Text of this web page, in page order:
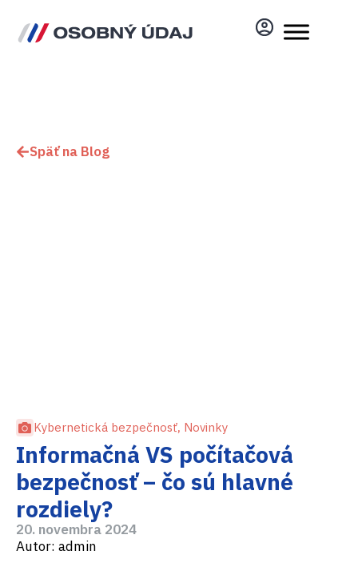
Kybernetická bezpečnosť, Novinky
Informačná VS počítačová
bezpečnosť – čo sú hlavné
rozdiely?
20. novembra 2024
Späť na Blog
Autor: admin